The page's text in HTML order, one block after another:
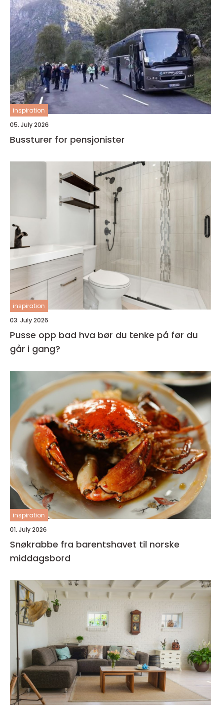
inspiration
05. July 2026
Bussturer for pensjonister
inspiration
03. July 2026
Pusse opp bad hva bør du tenke på før du
går i gang?
inspiration
01. July 2026
Snøkrabbe fra barentshavet til norske
middagsbord